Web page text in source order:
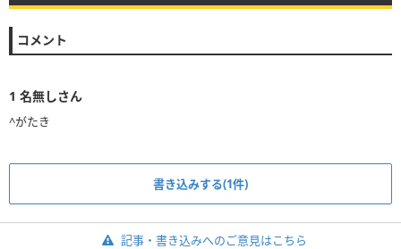
コメント
1 名無しさん
^がたき
書き込みする(1件)
記事・書き込みへのご意見はこちら